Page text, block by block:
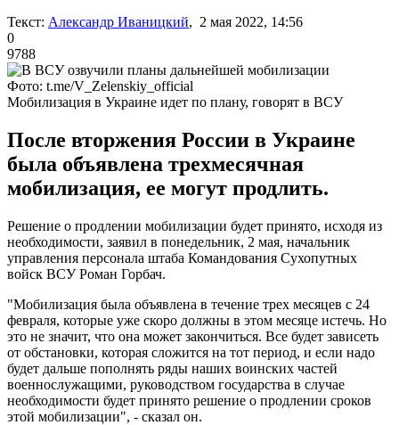
Текст: Александр Иваницкий, 2 мая 2022, 14:56
0
9788
Фото: t.me/V_Zelenskiy_official
Мобилизация в Украине идет по плану, говорят в ВСУ
После вторжения России в Украине
была объявлена трехмесячная
мобилизация, ее могут продлить.
Решение о продлении мобилизации будет принято, исходя из
необходимости, заявил в понедельник, 2 мая, начальник
управления персонала штаба Командования Сухопутных
войск ВСУ Роман Горбач.
"Мобилизация была объявлена в течение трех месяцев с 24
февраля, которые уже скоро должны в этом месяце истечь. Но
это не значит, что она может закончиться. Все будет зависеть
от обстановки, которая сложится на тот период, и если надо
будет дальше пополнять ряды наших воинских частей
военнослужащими, руководством государства в случае
необходимости будет принято решение о продлении сроков
этой мобилизации", - сказал он.